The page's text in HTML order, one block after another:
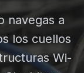
navegas a
los cuellos
Wi-